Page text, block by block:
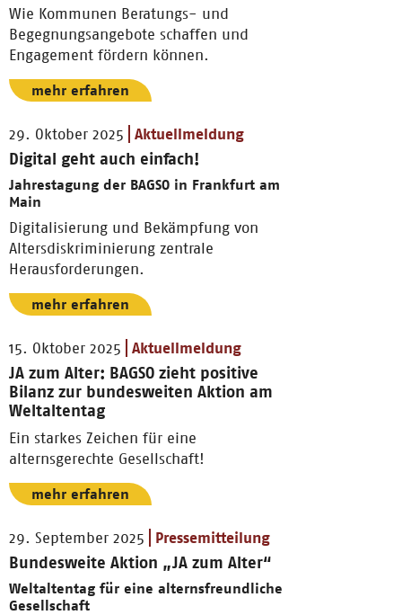
Wie Kommunen Beratungs- und
Begegnungsangebote schaffen und
Engagement fördern können.
mehr erfahren
29. Oktober 2025 Aktuellmeldung
Digital geht auch einfach!
Jahrestagung der BAGSO in Frankfurt am
Main
Digitalisierung und Bekämpfung von
Altersdiskriminierung zentrale
Herausforderungen.
mehr erfahren
15. Oktober 2025 Aktuellmeldung
JA zum Alter: BAGSO zieht positive
Bilanz zur bundesweiten Aktion am
Weltaltentag
Ein starkes Zeichen für eine
alternsgerechte Gesellschaft!
mehr erfahren
29. September 2025 Pressemitteilung
Bundesweite Aktion „JA zum Alter“
Weltaltentag für eine alternsfreundliche
Gesellschaft